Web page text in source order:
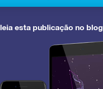
leia esta publicação no blog